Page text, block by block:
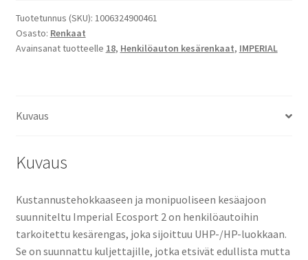
2
XL
määrä
Tuotetunnus (SKU): 1006324900461
Osasto: Renkaat
Avainsanat tuotteelle 18, Henkilöauton kesärenkaat, IMPERIAL
Kuvaus
Kuvaus
Kustannustehokkaaseen ja monipuoliseen kesäajoon
suunniteltu Imperial Ecosport 2 on henkilöautoihin
tarkoitettu kesärengas, joka sijoittuu UHP-/HP-luokkaan.
Se on suunnattu kuljettajille, jotka etsivät edullista mutta